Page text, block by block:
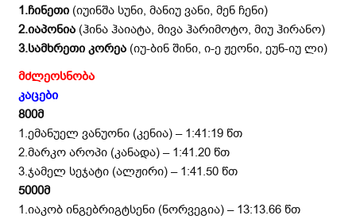
1.ჩინეთი(იუინშა სუნი, მანიუ ვანი, მენ ჩენი)
2.იაპონია (ჰინა ჰაიატა, მივა ჰარიმოტო, მიუ ჰირანო)
3.სამხრეთი კორეა (იუ-ბინ შინი, ი-ე ჟეონი, ეუნ-იუ ლი)
მძლეოსნობა
კაცები
800მ
1.ემანუელ ვანუონი (კენია) – 1:41:19 წთ
2.მარკო აროპი (კანადა) – 1:41.20 წთ
3.ჯამელ სეჯატი (ალჟირი) – 1:41.50 წთ
5000მ
1.იაკობ ინგებრიგტსენი (ნორვეგია) – 13:13.66 წთ